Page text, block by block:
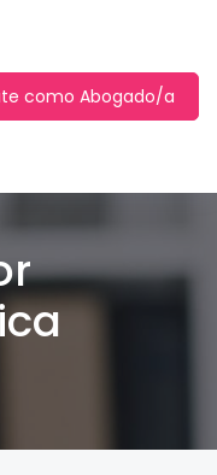
como Abogado/a